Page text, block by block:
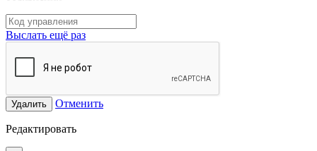
Выслать ещё раз
Удалить Отменить
Редактировать